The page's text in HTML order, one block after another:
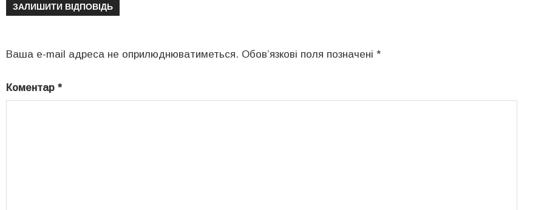
ЗАЛИШИТИ ВІДПОВІДЬ
Ваша e-mail адреса не оприлюднюватиметься. Обов’язкові поля позначені *
Коментар *